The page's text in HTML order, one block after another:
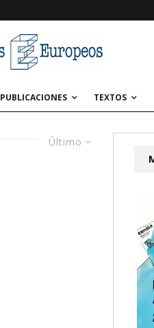
PUBLICACIONES TEXTOS
Último